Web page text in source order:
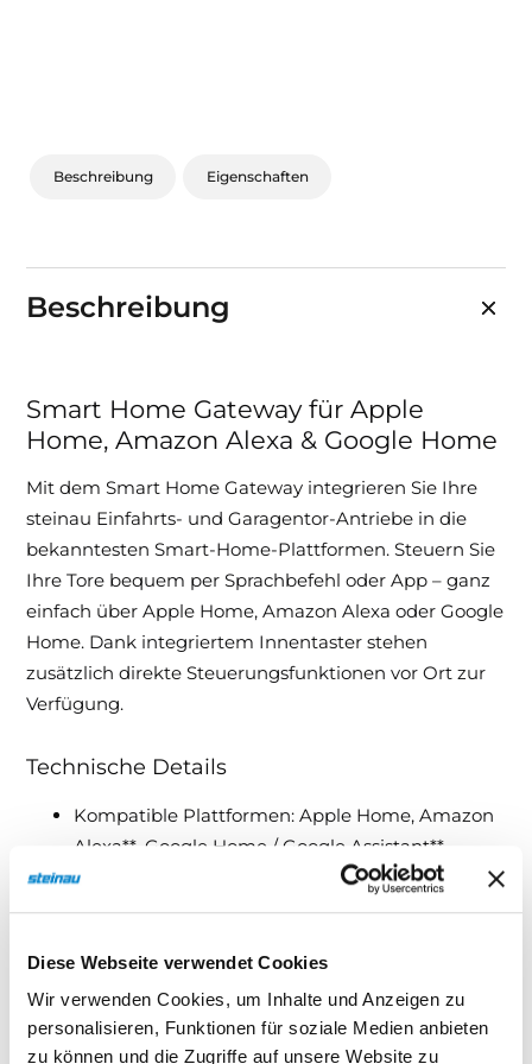
Diese Webseite verwendet Cookies
Wir verwenden Cookies, um Inhalte und Anzeigen zu
personalisieren, Funktionen für soziale Medien anbieten
zu können und die Zugriffe auf unsere Website zu
Beschreibung Eigenschaften
Beschreibung
Smart Home Gateway für Apple
Home, Amazon Alexa & Google Home
Mit dem Smart Home Gateway integrieren Sie Ihre
steinau Einfahrts- und Garagentor-Antriebe in die
bekanntesten Smart-Home-Plattformen. Steuern Sie
Ihre Tore bequem per Sprachbefehl oder App – ganz
einfach über Apple Home, Amazon Alexa oder Google
Home. Dank integriertem Innentaster stehen
zusätzlich direkte Steuerungsfunktionen vor Ort zur
Verfügung.
Technische Details
Kompatible Plattformen: Apple Home, Amazon
Alexa**, Google Home / Google Assistant**
Integrierter Innentaster: Impuls, Licht,
Teilöffnung– Anschluss: 7 m Anschlussleitung, 6-
Schutzart: nur für trockene Räume geeignet–
Betriebsspannung: 24 V DC
Gehäusefarbe: Reinweiß (RAL 9010)– Maße (B ×